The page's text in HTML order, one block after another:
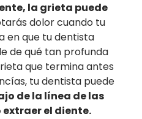
la grieta puede
dolor cuando tu
en que tu dentista
de qué tan profunda
que termina antes
tu dentista puede
de la línea de las
el diente.